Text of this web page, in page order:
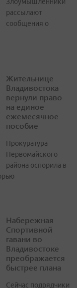
Злоумышленники
рассылают
сообщения о
Жительнице
Владивостока
вернули право
на единое
ежемесячное
пособие
Прокуратура
Первомайского
района оспорила в
Набережная
Спортивной
гавани во
Владивостоке
преображается
быстрее плана
Сейчас подрядчики